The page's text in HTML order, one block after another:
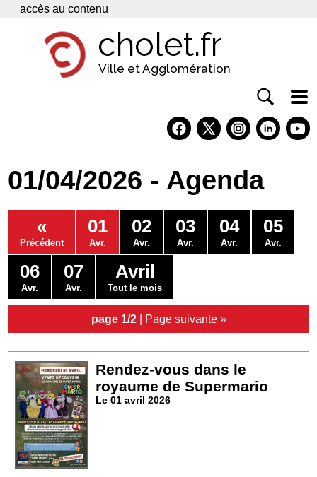
Panneau de gestion des cookies
accès au contenu
cholet.fr
Ville et Agglomération
Economie
Services
Contacts
01/04/2026 - Agenda
«
Précédent
01
Avr.
02
Avr.
03
Avr.
04
Avr.
05
Avr.
06
Avr.
07
Avr.
Avril
Tout le mois
page 1/2| Page suivante »
Rendez-vous dans le
royaume de Supermario
Le 01 avril 2026